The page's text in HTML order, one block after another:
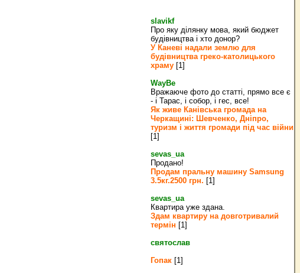
slavikf
Про яку ділянку мова, який бюджет
будівництва і хто донор?
У Каневі надали землю для
будівництва греко‐католицького
храму [1]
WayBe
Вражаюче фото до статті, прямо все є
- і Тарас, і собор, і гес, все!
Як живе Канівська громада на
Черкащині: Шевченко, Дніпро,
туризм і життя громади під час війни
[1]
sevas_ua
Продано!
Продам пральну машину Samsung
3.5кг.2500 грн. [1]
sevas_ua
Квартира уже здана.
Здам квартиру на довготривалий
термін [1]
святослав
Гопак [1]